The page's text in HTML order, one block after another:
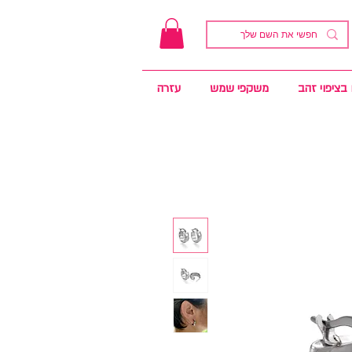
זהב משקפי שמש עזרה